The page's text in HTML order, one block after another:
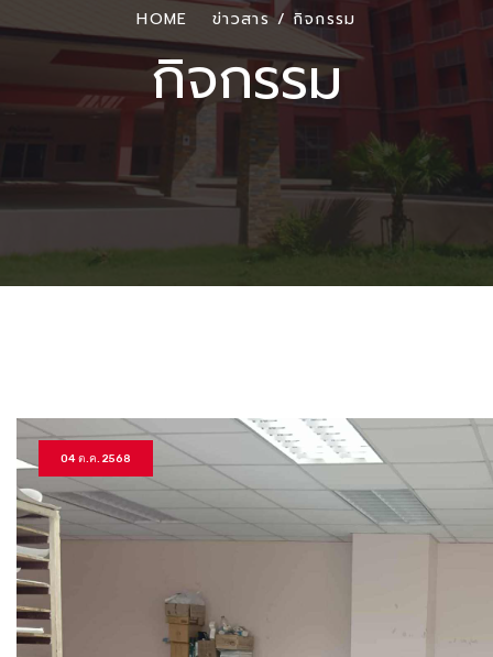
HOME ข่าวสาร / กิจกรรม
กิจกรรม
04 ต.ค. 2568